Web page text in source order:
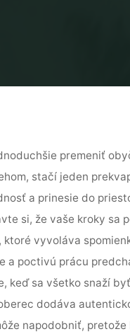
premeniť
stačí jeden
a prinesie do
si, že vaše kroky sa
ktoré vyvoláva
a poctivú prácu
keď sa všetko snaží
dodáva
napodobniť, pretože